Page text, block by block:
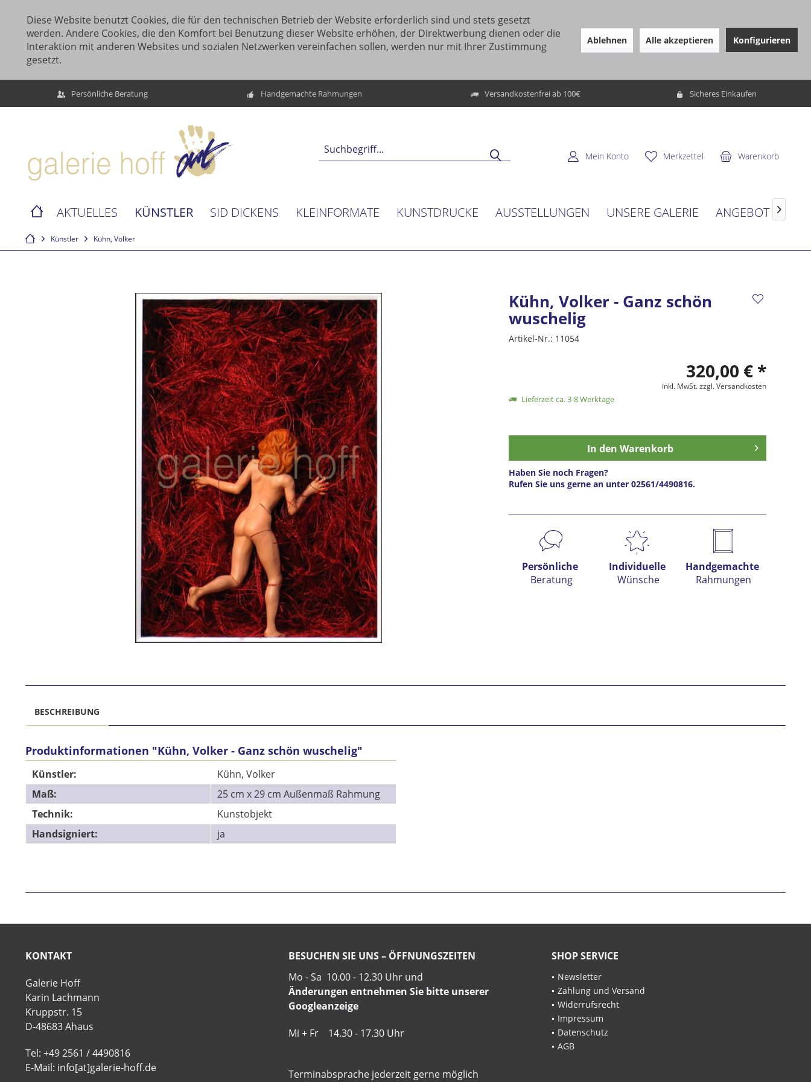
Diese Website benutzt Cookies, die für den technischen Betrieb der Website erforderlich sind und stets gesetzt
werden. Andere Cookies, die den Komfort bei Benutzung dieser Website erhöhen, der Direktwerbung dienen oder die
Interaktion mit anderen Websites und sozialen Netzwerken vereinfachen sollen, werden nur mit Ihrer Zustimmung
gesetzt.
Ablehnen Alle akzeptieren Konfigurieren
Persönliche Beratung Handgemachte Rahmungen Versandkostenfrei ab 100€ Sicheres Einkaufen
Warenkorb
Merkzettel
Mein Konto
AKTUELLES KÜNSTLER SID DICKENS KLEINFORMATE KUNSTDRUCKE AUSSTELLUNGEN UNSERE GALERIE ANGEBOT 
Künstler Kühn, Volker
Kühn, Volker - Ganz schön
wuschelig
Artikel-Nr.: 11054
320,00 € *
inkl. MwSt.zzgl. Versandkosten
Lieferzeit ca. 3-8 Werktage
In den Warenkorb
Haben Sie noch Fragen?
Rufen Sie uns gerne an unter 02561/4490816.
Preis anfragen
Persönliche
Beratung
Individuelle
Wünsche
Handgemachte
Rahmungen
BESCHREIBUNG
Produktinformationen "Kühn, Volker - Ganz schön wuschelig"
Künstler:
Kühn, Volker
Maß:
25 cm x 29 cm Außenmaß Rahmung
Technik:
Kunstobjekt
Handsigniert:
ja
KONTAKT
Galerie Hoff
Karin Lachmann
Kruppstr. 15
D-48683 Ahaus
Tel: +49 2561 / 4490816
E-Mail: info[at]galerie-hoff.de
BESUCHEN SIE UNS – ÖFFNUNGSZEITEN
Mo - Sa 10.00 - 12.30 Uhr und
Änderungen entnehmen Sie bitte unserer
Googleanzeige
Mi + Fr 14.30 - 17.30 Uhr
Terminabsprache jederzeit gerne möglich
SHOP SERVICE
Newsletter
Zahlung und Versand
Widerrufsrecht
Impressum
Datenschutz
AGB